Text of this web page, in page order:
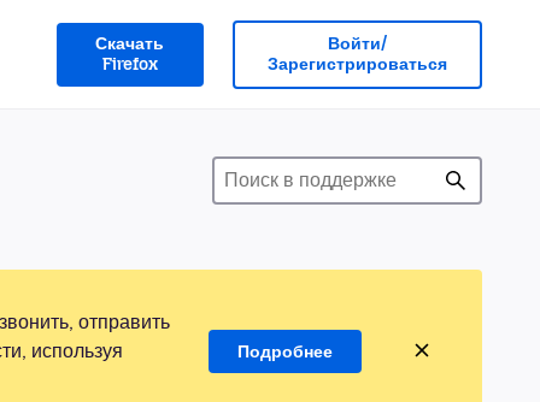
Скачать
Firefox
Войти/
Зарегистрироваться
отправить
используя
Подробнее